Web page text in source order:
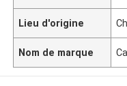
Lieu d'origine
Nom de marque